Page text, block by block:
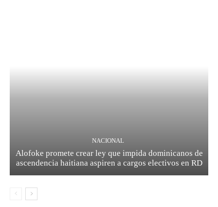
NACIONAL
Alofoke promete crear ley que impida dominicanos de
ascendencia haitiana aspiren a cargos electivos en RD